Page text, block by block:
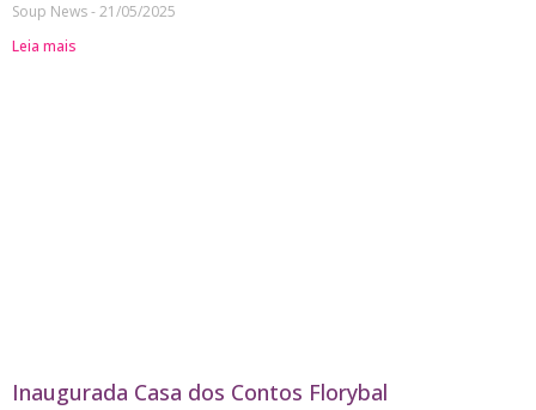
Soup News 21/05/2025
Leia mais
Inaugurada Casa dos Contos Florybal